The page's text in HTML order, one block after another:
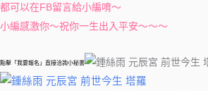
都可以在FB留言給小編唷～
小編感激你～祝你一生出入平安～～～
點擊「我要報名」直接洽詢小秘書